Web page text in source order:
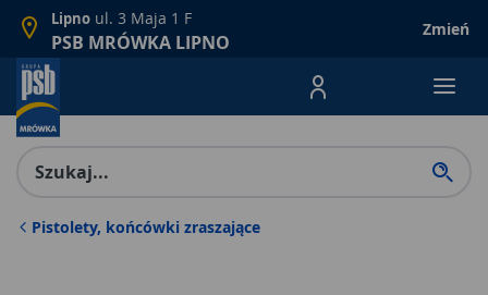
Lipno ul. 3 Maja 1 F
PSB MRÓWKA LIPNO
Zmień
Menu Produktów,
Pistolety, końcówki zraszające